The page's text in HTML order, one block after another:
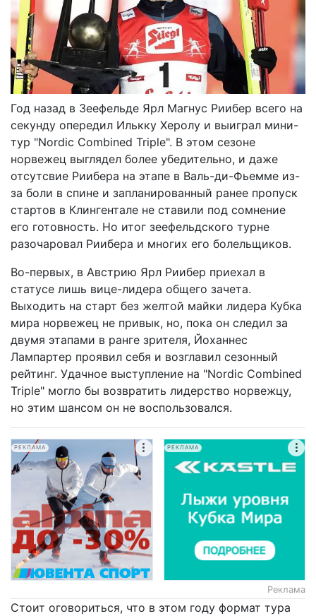
Год назад в Зеефельде Ярл Магнус Риибер всего на
секунду опередил Илькку Херолу и выиграл мини-
тур "Nordic Combined Triple". В этом сезоне
норвежец выглядел более убедительно, и даже
отсутсвие Риибера на этапе в Валь-ди-Фьемме из-
за боли в спине и запланированный ранее пропуск
стартов в Клингентале не ставили под сомнение
его готовность. Но итог зеефельдского турне
разочаровал Риибера и многих его болельщиков.
Во-первых, в Австрию Ярл Риибер приехал в
статусе лишь вице-лидера общего зачета.
Выходить на старт без желтой майки лидера Кубка
мира норвежец не привык, но, пока он следил за
двумя этапами в ранге зрителя, Йоханнес
Лампартер проявил себя и возглавил сезонный
рейтинг. Удачное выступление на "Nordic Combined
Triple" могло бы возвратить лидерство норвежцу,
но этим шансом он не воспользовался.
РЕКЛАМА РЕКЛАМА
Реклама
Стоит оговориться, что в этом году формат тура